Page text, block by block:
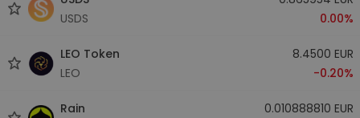
USDS
0.00%
LEO Token
LEO
8.4500 EUR
-0.20%
Rain
0.010888810 EUR